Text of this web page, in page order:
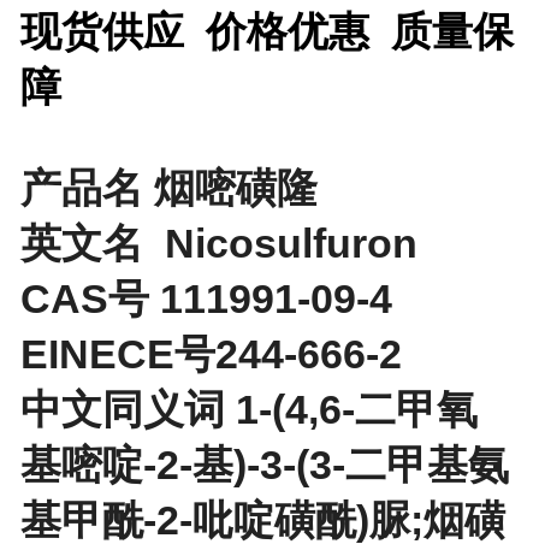
现货供应 价格优惠 质量保
障
产品名 烟嘧磺隆
英文名 Nicosulfuron
CAS号 111991-09-4
EINECE号244-666-2
中文同义词 1-(4,6-二甲氧
基嘧啶-2-基)-3-(3-二甲基氨
基甲酰-2-吡啶磺酰)脲;烟磺